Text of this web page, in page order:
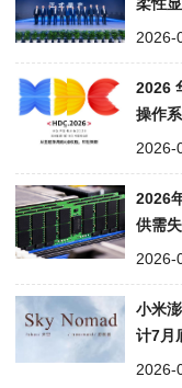
柔性
2026-
2026
操作
2026-
2026
供需
2026-
小米
计7月
2026-